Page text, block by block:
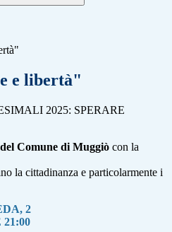
e libertà"
2025: SPERARE
Comune di Muggiò con la
la cittadinanza e particolarmente i
2